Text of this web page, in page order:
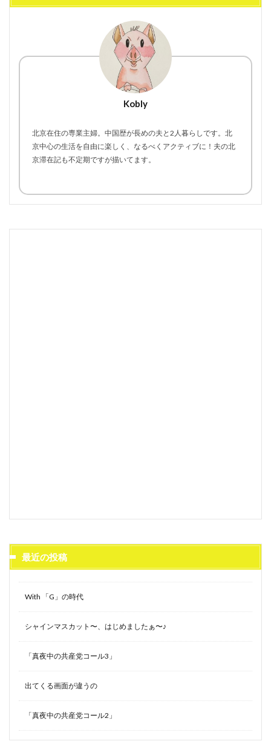
Kobly
北京在住の専業主婦。中国歴が長めの夫と2人暮らしです。北
京中心の生活を自由に楽しく、なるべくアクティブに！夫の北
京滞在記も不定期ですが描いてます。
最近の投稿
With 「G」の時代
シャインマスカット〜、はじめましたぁ〜♪
「真夜中の共産党コール3」
出てくる画面が違うの
「真夜中の共産党コール2」